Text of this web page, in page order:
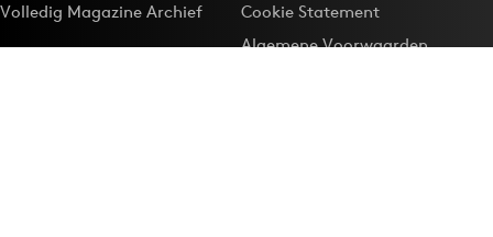
Volledig Magazine Archief
Cookie Statement
Algemene Voorwaarden